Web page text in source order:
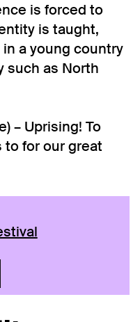
is forced to
is taught,
a young country
such as North
– Uprising! To
to for our great